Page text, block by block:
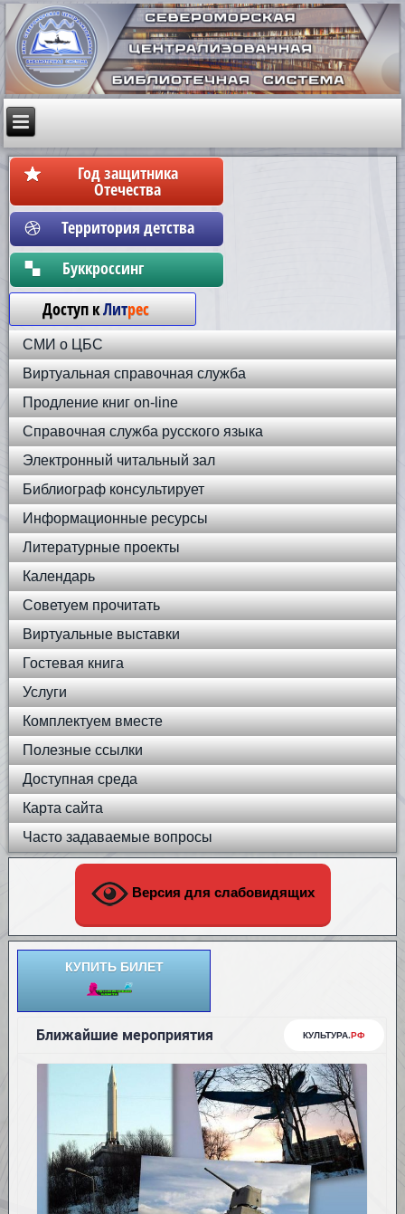
Год защитника
Отечества
Территория детства
Бyккpoccинг
Доступ кЛитрес
СМИ о ЦБС
Виртуальная справочная служба
Продление книг on-line
Справочная служба русского языка
Электронный читальный зал
Библиограф консультирует
Информационные ресурсы
Литературные проекты
Календарь
Советуем прочитать
Виртуальные выставки
Гостевая книга
Услуги
Комплектуем вместе
Полезные ссылки
Доступная среда
Карта сайта
Часто задаваемые вопросы
Версия для слабовидящих
КУПИТЬ БИЛЕТ